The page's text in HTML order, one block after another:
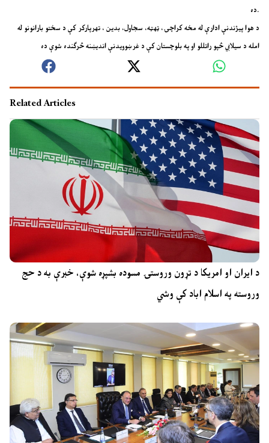
ده.
د هوا پیژندنې ادارې له مخه کراچۍ، ټهټه، سجاول، بدین ، تهرپارکر کې د سختو بارانونو له
امله د سیلابي څپو راتللو او په بلوچستان کې د غرښوویدنې اندیښنه څرګنده شوې ده
Related Articles
د ایران او امریکا د تړون وروستۍ مسوده بشپړه شوې، خبرې به د حج
وروسته په اسلام اباد کې وشي